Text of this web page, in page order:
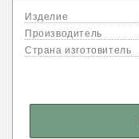
Изделие
Производитель
Страна изготовитель